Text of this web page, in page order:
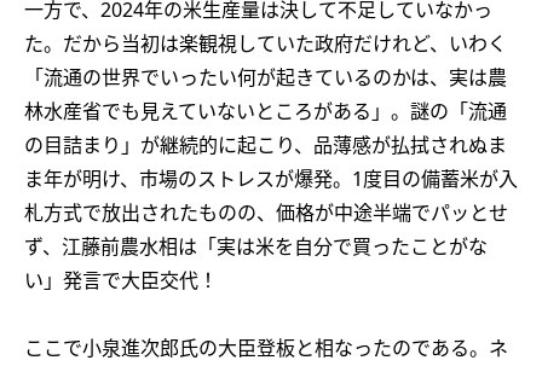
一方で、2024年の米生産量は決して不足していなかっ
た。だから当初は楽観視していた政府だけれど、いわく
「流通の世界でいったい何が起きているのかは、実は農
林水産省でも見えていないところがある」。謎の「流通
の目詰まり」が継続的に起こり、品薄感が払拭されぬま
ま年が明け、市場のストレスが爆発。1度目の備蓄米が入
札方式で放出されたものの、価格が中途半端でパッとせ
ず、江藤前農水相は「実は米を自分で買ったことがな
い」発言で大臣交代！
ここで小泉進次郎氏の大臣登板と相なったのである。ネ